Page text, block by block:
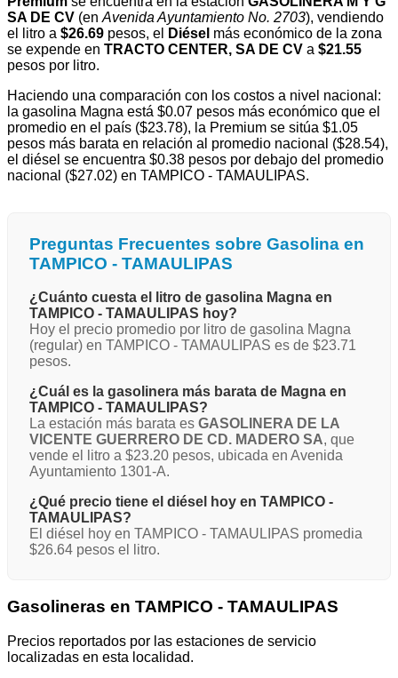
SA DE CV (en Avenida Ayuntamiento No. 2703), vendiendo
el litro a $26.69 pesos, el Diésel más económico de la zona
se expende en TRACTO CENTER, SA DE CV a $21.55
pesos por litro.
Haciendo una comparación con los costos a nivel nacional:
la gasolina Magna está $0.07 pesos más económico que el
promedio en el país ($23.78), la Premium se sitúa $1.05
pesos más barata en relación al promedio nacional ($28.54),
el diésel se encuentra $0.38 pesos por debajo del promedio
nacional ($27.02) en TAMPICO - TAMAULIPAS.
Preguntas Frecuentes sobre Gasolina en
TAMPICO - TAMAULIPAS
¿Cuánto cuesta el litro de gasolina Magna en
TAMPICO - TAMAULIPAS hoy?
Hoy el precio promedio por litro de gasolina Magna
(regular) en TAMPICO - TAMAULIPAS es de $23.71
pesos.
¿Cuál es la gasolinera más barata de Magna en
TAMPICO - TAMAULIPAS?
La estación más barata es GASOLINERA DE LA
VICENTE GUERRERO DE CD. MADERO SA, que
vende el litro a $23.20 pesos, ubicada en Avenida
Ayuntamiento 1301-A.
¿Qué precio tiene el diésel hoy en TAMPICO -
TAMAULIPAS?
El diésel hoy en TAMPICO - TAMAULIPAS promedia
$26.64 pesos el litro.
Gasolineras en TAMPICO - TAMAULIPAS
Precios reportados por las estaciones de servicio
localizadas en esta localidad.